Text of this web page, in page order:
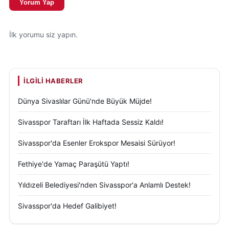
hakkında resmi bilgilere ise
Kırmızı-beyazlı ekip, Serikspor karşılaşması
öncesinde çalışmalarına ara vermeden devam
edecek. Teknik heyetin planlaması doğrultusunda
yarın yapılacak antrenmanla birlikte maçın son taktik
provasının gerçekleştirilmesi bekleniyor.
Takımın fiziksel dayanıklılığı, oyun disiplini ve set
organizasyonlarındaki etkinliği, deplasmandaki
mücadelenin belirleyici unsurları arasında yer alacak.
Ligde istikrarlı bir grafik yakalamak isteyen Özbelsan
Sivasspor, Serikspor deplasmanından puan ya da
Yorum Yap
İlk yorumu siz yapın.
İLGILI HABERLER
Dünya Sivaslılar Günü'nde Büyük Müjde!
Sivasspor Taraftarı İlk Haftada Sessiz Kaldı!
Sivasspor'da Esenler Erokspor Mesaisi Sürüyor!
Fethiye'de Yamaç Paraşütü Yaptı!
Yıldızeli Belediyesi'nden Sivasspor'a Anlamlı Destek!
Sivasspor'da Hedef Galibiyet!